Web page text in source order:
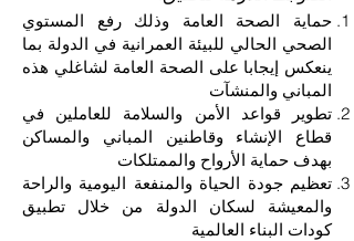
حماية الصحة العامة وذلك رفع المستوي
الصحي الحالي للبيئة العمرانية في الدولة بما
ينعكس إيجابا على الصحة العامة لشاغلي هذه
المباني والمنشآت
تطوير قواعد الأمن والسلامة للعاملين في
قطاع الإنشاء وقاطنين المباني والمساكن
بهدف حماية الأرواح والممتلكات
تعظيم جودة الحياة والمنفعة اليومية والراحة
والمعيشة لسكان الدولة من خلال تطبيق
كودات البناء العالمية